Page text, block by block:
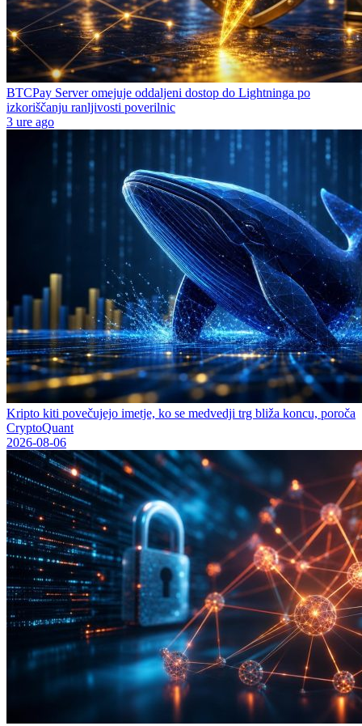
BTCPay Server omejuje oddaljeni dostop do Lightninga po
izkoriščanju ranljivosti poverilnic
3 ure ago
Kripto kiti povečujejo imetje, ko se medvedji trg bliža koncu, poroča
CryptoQuant
2026-08-06